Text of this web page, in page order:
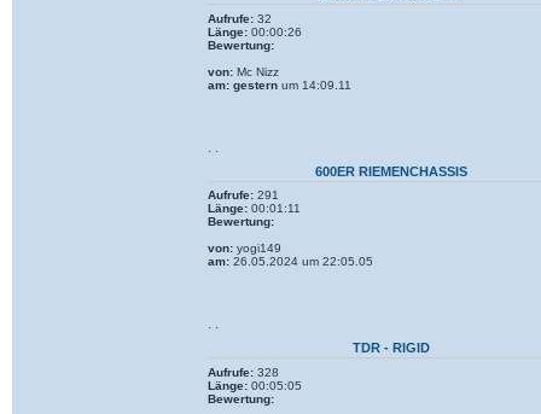
Aufrufe:32
Länge:00:00:26
Bewertung:
von:Mc Nizz
am: gesternum 14:09.11
· ·
600ER RIEMENCHASSIS
Aufrufe:291
Länge:00:01:11
Bewertung:
von:yogi149
am:26.05.2024 um 22:05.05
· ·
TDR - RIGID
Aufrufe:328
Länge:00:05:05
Bewertung: